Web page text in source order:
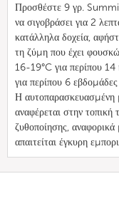
Προσθέστε 9 γρ.
να σιγοβράσει για 2
κατάλληλα δοχεία,
τη ζύμη που έχει
16-19°C για περίπου
για περίπου 6
Η αυτοπαρασκευασμένη
αναφέρεται στην τοπική
ζυθοποίησης,
απαιτείται έγκυρη